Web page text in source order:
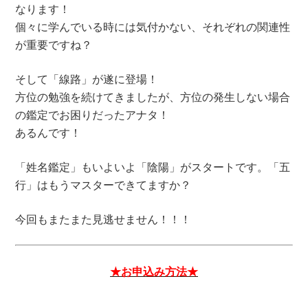
なります！
個々に学んでいる時には気付かない、それぞれの関連性
が重要ですね？
そして「線路」が遂に登場！
方位の勉強を続けてきましたが、方位の発生しない場合
の鑑定でお困りだったアナタ！
あるんです！
「姓名鑑定」もいよいよ「陰陽」がスタートです。「五
行」はもうマスターできてますか？
今回もまたまた見逃せません！！！
★お申込み方法★